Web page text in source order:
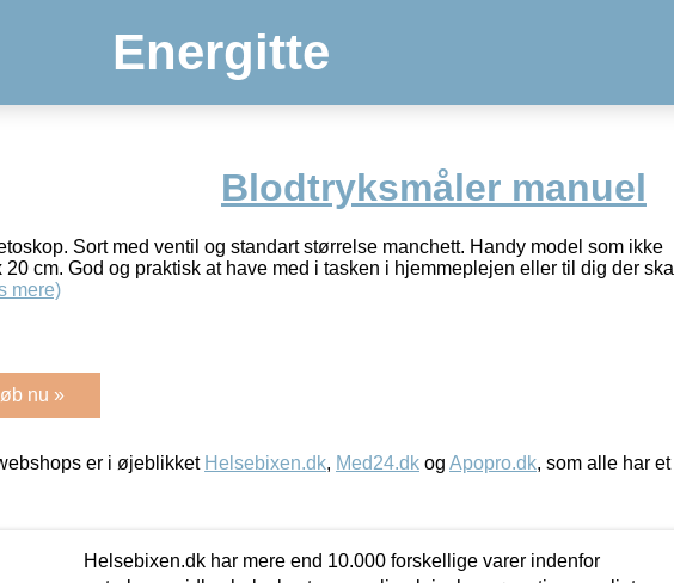
Energitte
Blodtryksmåler manuel
Sort med ventil og standart størrelse manchett. Handy model som ikke
cm. God og praktisk at have med i tasken i hjemmeplejen eller til dig der skal
mere)
nu »
er i øjeblikket Helsebixen.dk, Med24.dk og Apopro.dk, som alle har et
Helsebixen.dk har mere end 10.000 forskellige varer indenfor